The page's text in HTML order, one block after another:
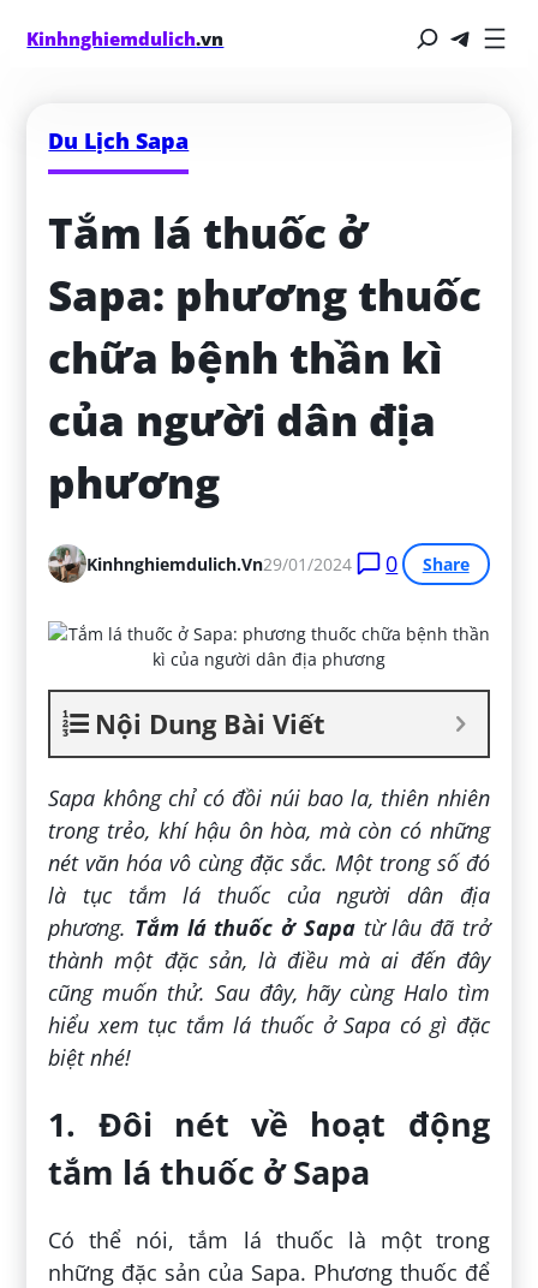
Kinhnghiemdulich.vn
Du Lịch Sapa
Tắm lá thuốc ở
Sapa: phương thuốc
chữa bệnh thần kì
của người dân địa
phương
Kinhnghiemdulich.vn29/01/2024 0 Share
Nội Dung Bài Viết
Sapa không chỉ có đồi núi bao la, thiên nhiên
trong trẻo, khí hậu ôn hòa, mà còn có những
nét văn hóa vô cùng đặc sắc. Một trong số đó
là tục tắm lá thuốc của người dân địa
phương. Tắm lá thuốc ở Sapatừ lâu đã trở
thành một đặc sản, là điều mà ai đến đây
cũng muốn thử. Sau đây, hãy cùng Halo tìm
hiểu xem tục tắm lá thuốc ở Sapa có gì đặc
biệt nhé!
1. Đôi nét về hoạt động
tắm lá thuốc ở Sapa
Có thể nói, tắm lá thuốc là một trong
những đặc sản của Sapa. Phương thuốc để